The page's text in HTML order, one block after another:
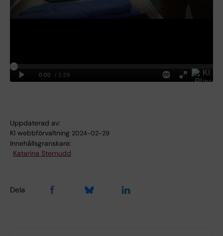
Uppdaterad av:
KI webbförvaltning 2024-02-29
Innehållsgranskare:
Katarina Sternudd
Dela